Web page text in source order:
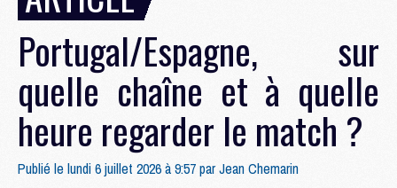
Portugal/Espagne, sur
quelle chaîne et à quelle
heure regarder le match ?
Publié le lundi 6 juillet 2026 à 9:57 parJean Chemarin